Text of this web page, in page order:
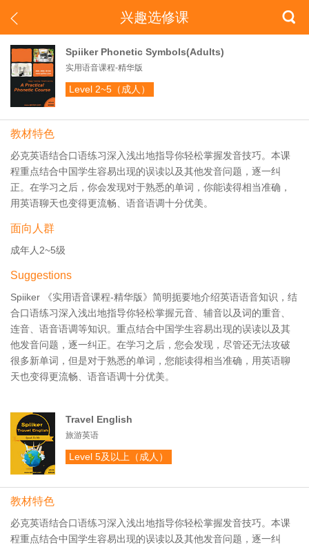
 
兴趣选修课
Spiiker Phonetic Symbols(Adults)
实用语音课程-精华版
Level 2~5（成人）
教材特色
必克英语结合口语练习深入浅出地指导你轻松掌握发音技巧。本课
程重点结合中国学生容易出现的误读以及其他发音问题，逐一纠
正。在学习之后，你会发现对于熟悉的单词，你能读得相当准确，
用英语聊天也变得更流畅、语音语调十分优美。
面向人群
成年人2~5级
Suggestions
Spiiker 《实用语音课程-精华版》简明扼要地介绍英语语音知识，结
合口语练习深入浅出地指导你轻松掌握元音、辅音以及词的重音、
连音、语音语调等知识。重点结合中国学生容易出现的误读以及其
他发音问题，逐一纠正。在学习之后，您会发现，尽管还无法攻破
很多新单词，但是对于熟悉的单词，您能读得相当准确，用英语聊
天也变得更流畅、语音语调十分优美。
Travel English
旅游英语
Level 5及以上（成人）
教材特色
必克英语结合口语练习深入浅出地指导你轻松掌握发音技巧。本课
程重点结合中国学生容易出现的误读以及其他发音问题，逐一纠